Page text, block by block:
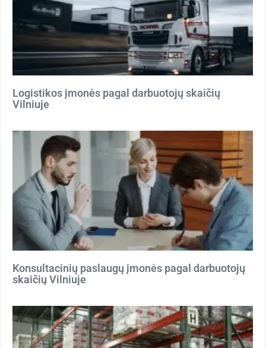
Logistikos įmonės pagal darbuotojų skaičių
Vilniuje
Konsultacinių paslaugų įmonės pagal darbuotojų
skaičių Vilniuje